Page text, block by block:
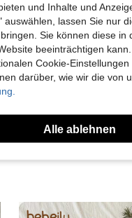
und Inhalte und
auswählen, lassen Sie nur
Sie können diese in
beeinträchtigen
Cookie-Einstellungen
darüber, wie wir die von
Alle ablehnen